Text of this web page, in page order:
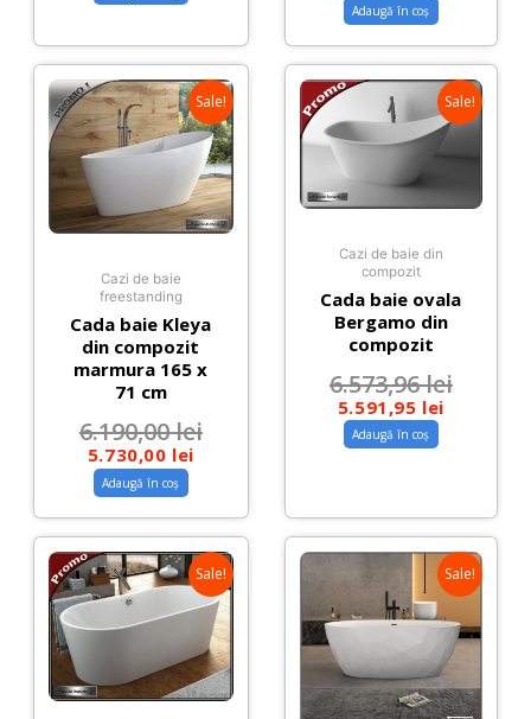
Adaugă în coș
Sale!
Cazi de baie
freestanding
Cada baie Kleya
din compozit
marmura 165 x
71 cm
6.190,00lei
5.730,00 lei
Adaugă în coș
Sale!
Cazi de baie din
compozit
Cada baie ovala
Bergamo din
compozit
6.573,96lei
5.591,95 lei
Adaugă în coș
Sale! Sale!